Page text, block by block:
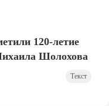
120-летие
Шолохова
Текст